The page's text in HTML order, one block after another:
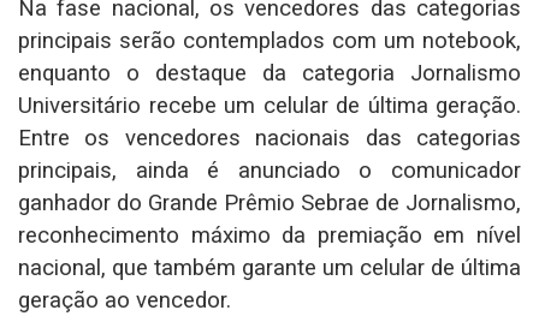
Na fase nacional, os vencedores das categorias
principais serão contemplados com um notebook,
enquanto o destaque da categoria Jornalismo
Universitário recebe um celular de última geração.
Entre os vencedores nacionais das categorias
principais, ainda é anunciado o comunicador
ganhador do Grande Prêmio Sebrae de Jornalismo,
reconhecimento máximo da premiação em nível
nacional, que também garante um celular de última
geração ao vencedor.